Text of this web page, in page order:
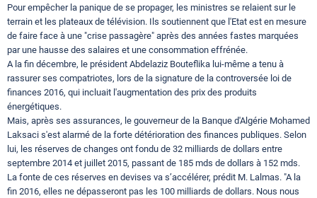
Pour empêcher la panique de se propager, les ministres se relaient sur le
terrain et les plateaux de télévision. Ils soutiennent que l'Etat est en mesure
de faire face à une "crise passagère" après des années fastes marquées
par une hausse des salaires et une consommation effrénée.
A la fin décembre, le président Abdelaziz Bouteflika lui-même a tenu à
rassurer ses compatriotes, lors de la signature de la controversée loi de
finances 2016, qui incluait l'augmentation des prix des produits
énergétiques.
Mais, après ses assurances, le gouverneur de la Banque d'Algérie Mohamed
Laksaci s'est alarmé de la forte détérioration des finances publiques. Selon
lui, les réserves de changes ont fondu de 32 milliards de dollars entre
septembre 2014 et juillet 2015, passant de 185 mds de dollars à 152 mds.
La fonte de ces réserves en devises va s’accélérer, prédit M. Lalmas. "A la
fin 2016, elles ne dépasseront pas les 100 milliards de dollars. Nous nous